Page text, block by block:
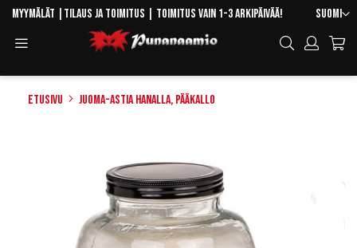
Skip
Content
Kieli
Suomi
Myymälät Tilaus ja toimitus | Toimitus vain 1-3 arkipäivää!
Hae
Etusivu Juoma-astia hanalla, pääkallo